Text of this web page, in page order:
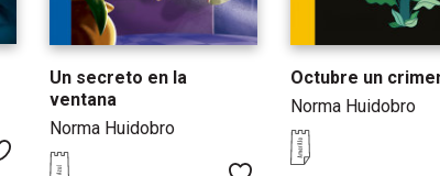
Me gusta
Un secreto en la
ventana
Norma Huidobro
Octubre un
Norma Huidobro